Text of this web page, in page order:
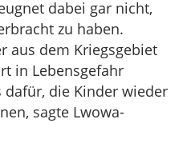
dabei gar nicht,
zu haben.
aus dem Kriegsgebiet
in Lebensgefahr
die Kinder wieder
sagte Lwowa-